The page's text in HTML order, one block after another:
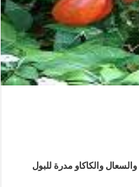
والكاكاو مدرة للبول